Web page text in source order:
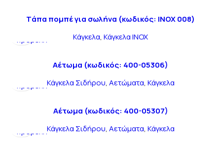
Tάπα πομπέ για σωλήνα (κωδικός: INOX 008)
Κάγκελα, Κάγκελα INOX
προβολή
Αέτωμα (κωδικός: 400-05306)
Κάγκελα Σιδήρου, Αετώματα, Κάγκελα
προβολή
Αέτωμα (κωδικός: 400-05307)
Κάγκελα Σιδήρου, Αετώματα, Κάγκελα
προβολή